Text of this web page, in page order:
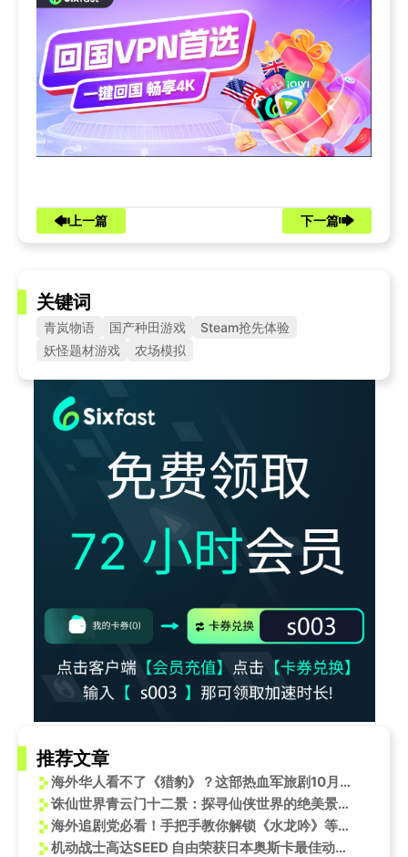
上一篇 下一篇
关键词
青岚物语 国产种田游戏
Steam抢先体验
妖怪题材游戏
农场模拟
推荐文章
海外华人看不了《猎豹》？这部热血军旅剧10月14日开播，错过太可惜！
诛仙世界青云门十二景：探寻仙侠世界的绝美景色——国外能玩诛仙世界吗
海外追剧党必看！手把手教你解锁《水龙吟》等国内热播剧
机动战士高达SEED 自由荣获日本奥斯卡最佳动画长片奖